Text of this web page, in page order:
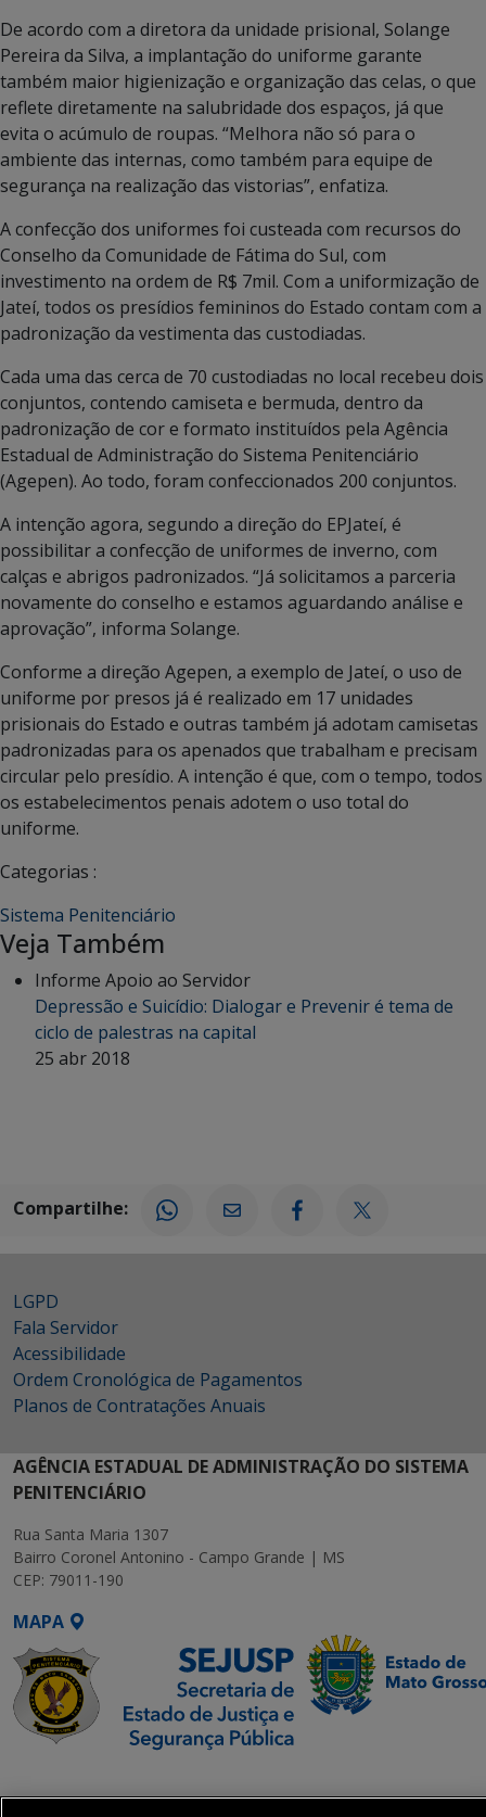
De acordo com a diretora da unidade prisional, Solange
Pereira da Silva, a implantação do uniforme garante
também maior higienização e organização das celas, o que
reflete diretamente na salubridade dos espaços, já que
evita o acúmulo de roupas. “Melhora não só para o
ambiente das internas, como também para equipe de
segurança na realização das vistorias”, enfatiza.
A confecção dos uniformes foi custeada com recursos do
Conselho da Comunidade de Fátima do Sul, com
investimento na ordem de R$ 7mil. Com a uniformização de
Jateí, todos os presídios femininos do Estado contam com a
padronização da vestimenta das custodiadas.
Cada uma das cerca de 70 custodiadas no local recebeu dois
conjuntos, contendo camiseta e bermuda, dentro da
padronização de cor e formato instituídos pela Agência
Estadual de Administração do Sistema Penitenciário
(Agepen). Ao todo, foram confeccionados 200 conjuntos.
A intenção agora, segundo a direção do EPJateí, é
possibilitar a confecção de uniformes de inverno, com
calças e abrigos padronizados. “Já solicitamos a parceria
novamente do conselho e estamos aguardando análise e
aprovação”, informa Solange.
Conforme a direção Agepen, a exemplo de Jateí, o uso de
uniforme por presos já é realizado em 17 unidades
prisionais do Estado e outras também já adotam camisetas
padronizadas para os apenados que trabalham e precisam
circular pelo presídio. A intenção é que, com o tempo, todos
os estabelecimentos penais adotem o uso total do
uniforme.
Categorias :
Sistema Penitenciário
Veja Também
Informe Apoio ao Servidor
Depressão e Suicídio: Dialogar e Prevenir é tema de
ciclo de palestras na capital
25 abr 2018
Compartilhe:
LGPD
Fala Servidor
Acessibilidade
Ordem Cronológica de Pagamentos
Planos de Contratações Anuais
AGÊNCIA ESTADUAL DE ADMINISTRAÇÃO DO SISTEMA
PENITENCIÁRIO
Rua Santa Maria 1307
Bairro Coronel Antonino - Campo Grande | MS
CEP: 79011-190
MAPA
Executiva de